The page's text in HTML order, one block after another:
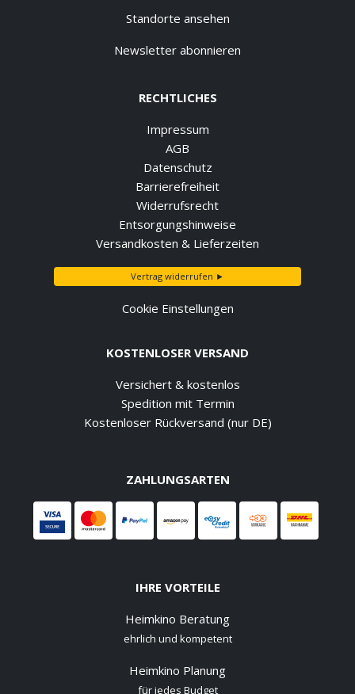
Standorte ansehen
Newsletter abonnieren
RECHTLICHES
Impressum
AGB
Datenschutz
Barrierefreiheit
Widerrufsrecht
Entsorgungshinweise
Versandkosten & Lieferzeiten
Vertrag widerrufen ►
Cookie Einstellungen
KOSTENLOSER VERSAND
Versichert & kostenlos
Spedition mit Termin
Kostenloser Rückversand (nur DE)
ZAHLUNGSARTEN
IHRE VORTEILE
Heimkino Beratung
ehrlich und kompetent
Heimkino Planung
für jedes Budget